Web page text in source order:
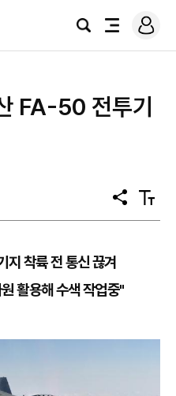
검
전
로
그
FA-50 전투기
공
유
텍
스
지 착륙 전 통신 끊겨
활용해 수색 작업중"